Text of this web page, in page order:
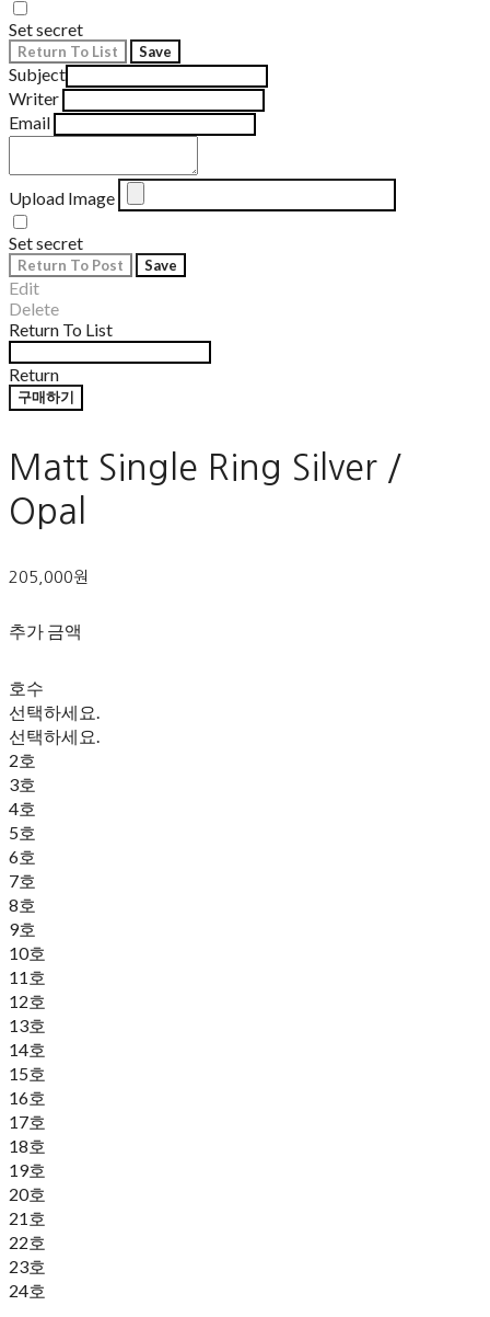
Set secret
Return To List Save
Subject
Writer
Email
Upload Image
Set secret
Return To Post Save
Edit
Delete
Return To List
Return
구매하기
Matt Single Ring Silver /
Opal
205,000원
추가 금액
호수
선택하세요.
선택하세요.
2호
3호
4호
5호
6호
7호
8호
9호
10호
11호
12호
13호
14호
15호
16호
17호
18호
19호
20호
21호
22호
23호
24호